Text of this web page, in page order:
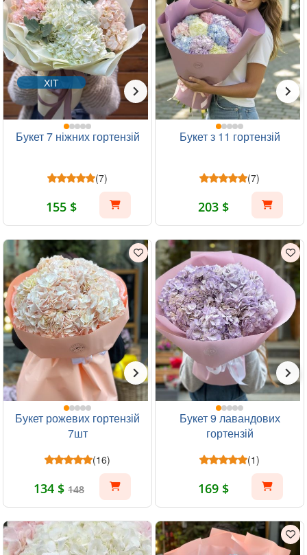
ХІТ
Букет 7 ніжних гортензій
(7)
155 $
Букет з 11 гортензій
(7)
203 $
Букет рожевих гортензій
7шт
(16)
134 $ 148
Букет 9 лавандових
гортензій
(1)
169 $